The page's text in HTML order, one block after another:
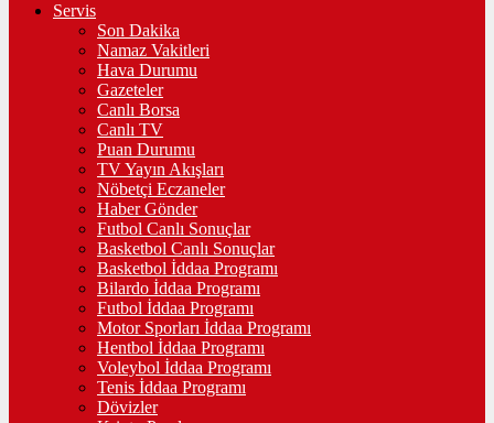
Servis
Son Dakika
Namaz Vakitleri
Hava Durumu
Gazeteler
Canlı Borsa
Canlı TV
Puan Durumu
TV Yayın Akışları
Nöbetçi Eczaneler
Haber Gönder
Futbol Canlı Sonuçlar
Basketbol Canlı Sonuçlar
Basketbol İddaa Programı
Bilardo İddaa Programı
Futbol İddaa Programı
Motor Sporları İddaa Programı
Hentbol İddaa Programı
Voleybol İddaa Programı
Tenis İddaa Programı
Dövizler